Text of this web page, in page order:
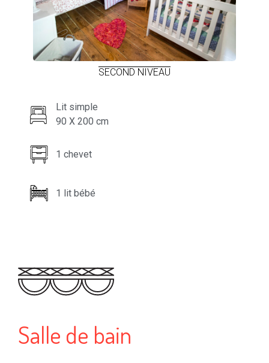
SECOND NIVEAU
Lit simple
90 X 200 cm
1 chevet
1 lit bébé
Salle de bain